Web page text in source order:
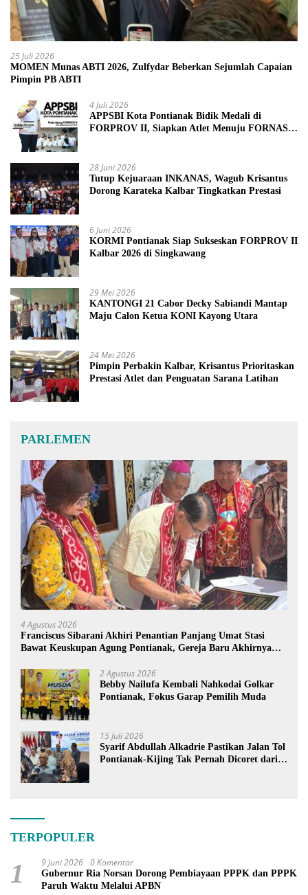
25 Juli 2026
MOMEN Munas ABTI 2026, Zulfydar Beberkan Sejumlah Capaian
Pimpin PB ABTI
4 Juli 2026
APPSBI Kota Pontianak Bidik Medali di
FORPROV II, Siapkan Atlet Menuju FORNAS
28 Juni 2026
Tutup Kejuaraan INKANAS, Wagub Krisantus
Dorong Karateka Kalbar Tingkatkan Prestasi
6 Juni 2026
KORMI Pontianak Siap Sukseskan FORPROV II
Kalbar 2026 di Singkawang
29 Mei 2026
KANTONGI 21 Cabor Decky Sabiandi Mantap
Maju Calon Ketua KONI Kayong Utara
24 Mei 2026
Pimpin Perbakin Kalbar, Krisantus Prioritaskan
Prestasi Atlet dan Penguatan Sarana Latihan
PARLEMEN
4 Agustus 2026
Franciscus Sibarani Akhiri Penantian Panjang Umat Stasi
Bawat Keuskupan Agung Pontianak, Gereja Baru Akhirnya
2 Agustus 2026
Bebby Nailufa Kembali Nahkodai Golkar
Pontianak, Fokus Garap Pemilih Muda
15 Juli 2026
Syarif Abdullah Alkadrie Pastikan Jalan Tol
Pontianak-Kijing Tak Pernah Dicoret dari
TERPOPULER
1 9 Juni 2026 0 Komentar
Gubernur Ria Norsan Dorong Pembiayaan PPPK dan PPPK
Paruh Waktu Melalui APBN